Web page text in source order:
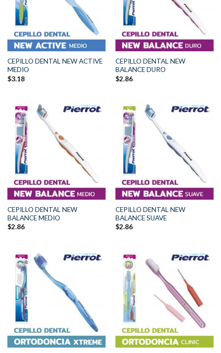
CEPILLO DENTAL NEW ACTIVE
MEDIO
$3.18
CEPILLO DENTAL NEW
BALANCE DURO
$2.86
CEPILLO DENTAL NEW
BALANCE MEDIO
$2.86
CEPILLO DENTAL NEW
BALANCE SUAVE
$2.86